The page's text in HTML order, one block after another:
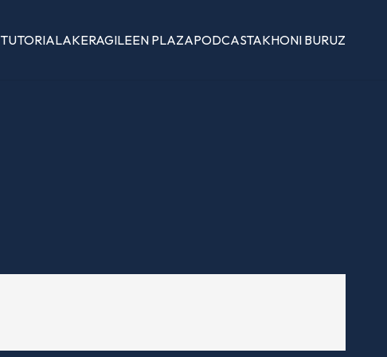
TUTORIALAKERAGILEEN PLAZAPODCASTAKHONI BURUZ